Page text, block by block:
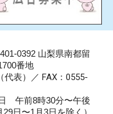
0392 山梨県南都留
番地
（代表）／ FAX：0555-
午前8時30分〜午後
日〜1月3日を除く）